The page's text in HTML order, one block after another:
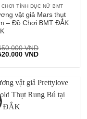
TÌNH DỤC NỮ BMT
vật giả Mars thụt
– Đồ Chơi BMT ĐẮK
VND
VNDGiá
tại
1.520.000 VND.